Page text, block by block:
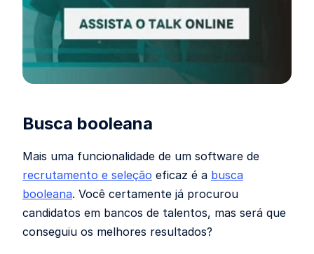
Busca booleana
Mais uma funcionalidade de um software de
recrutamento e seleção eficaz é a busca
booleana. Você certamente já procurou
candidatos em bancos de talentos, mas será que
conseguiu os melhores resultados?